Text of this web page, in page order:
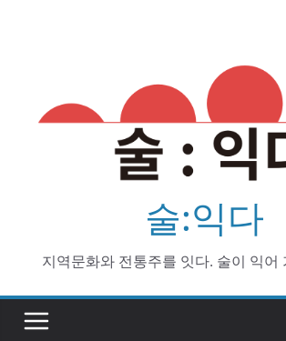
술:익다
지역문화와 전통주를 잇다. 술이 익어